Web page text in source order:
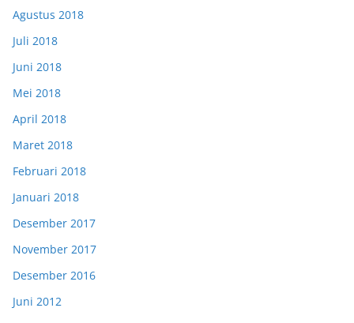
Agustus 2018
Juli 2018
Juni 2018
Mei 2018
April 2018
Maret 2018
Februari 2018
Januari 2018
Desember 2017
November 2017
Desember 2016
Juni 2012